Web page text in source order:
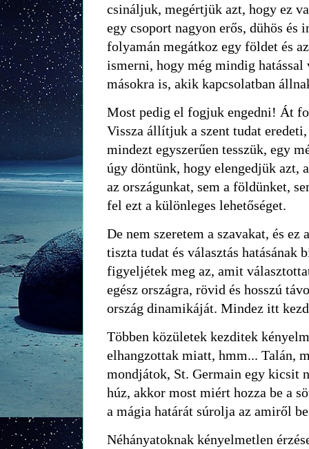
csináljuk, megértjük azt, hogy ez
egy csoport nagyon erős, dühös és
folyamán megátkoz egy földet és
ismerni, hogy még mindig hatással
másokra is, akik kapcsolatban
Most pedig el fogjuk engedni! Át
Vissza állítjuk a szent tudat
mindezt egyszerűen tesszük, egy
úgy döntünk, hogy elengedjük azt,
az országunkat, sem a földünket,
fel ezt a különleges lehetőséget.
De nem szeretem a szavakat, és
tiszta tudat és választás hatásának
figyeljétek meg az, amit
egész országra, rövid és hosszú
ország dinamikáját. Mindez itt
Többen közületek kezditek
elhangzottak miatt, hmm... Talán,
mondjátok, St. Germain egy kicsit
húz, akkor most miért hozza be a
a mágia határát súrolja az amiről
Néhányatoknak kényelmetlen